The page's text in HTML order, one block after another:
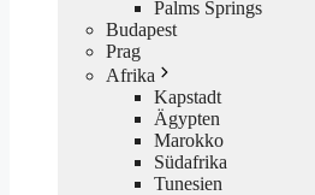
Palms Springs
Budapest
Prag
Afrika
Kapstadt
Ägypten
Marokko
Südafrika
Tunesien